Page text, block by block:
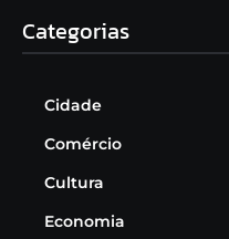
Categorias
Cidade
Comércio
Cultura
Economia